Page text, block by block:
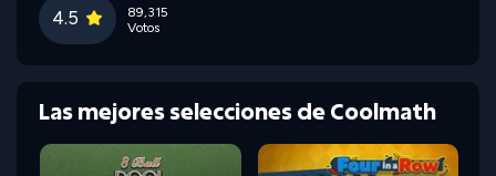
4.5
89,315
Votos
Las mejores selecciones de Coolmath